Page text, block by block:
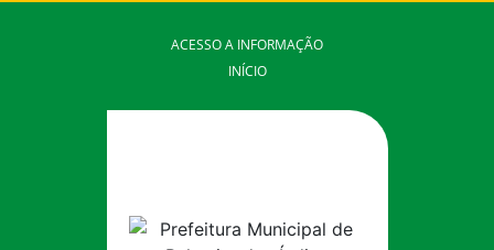
ACESSO A INFORMAÇÃO
INÍCIO